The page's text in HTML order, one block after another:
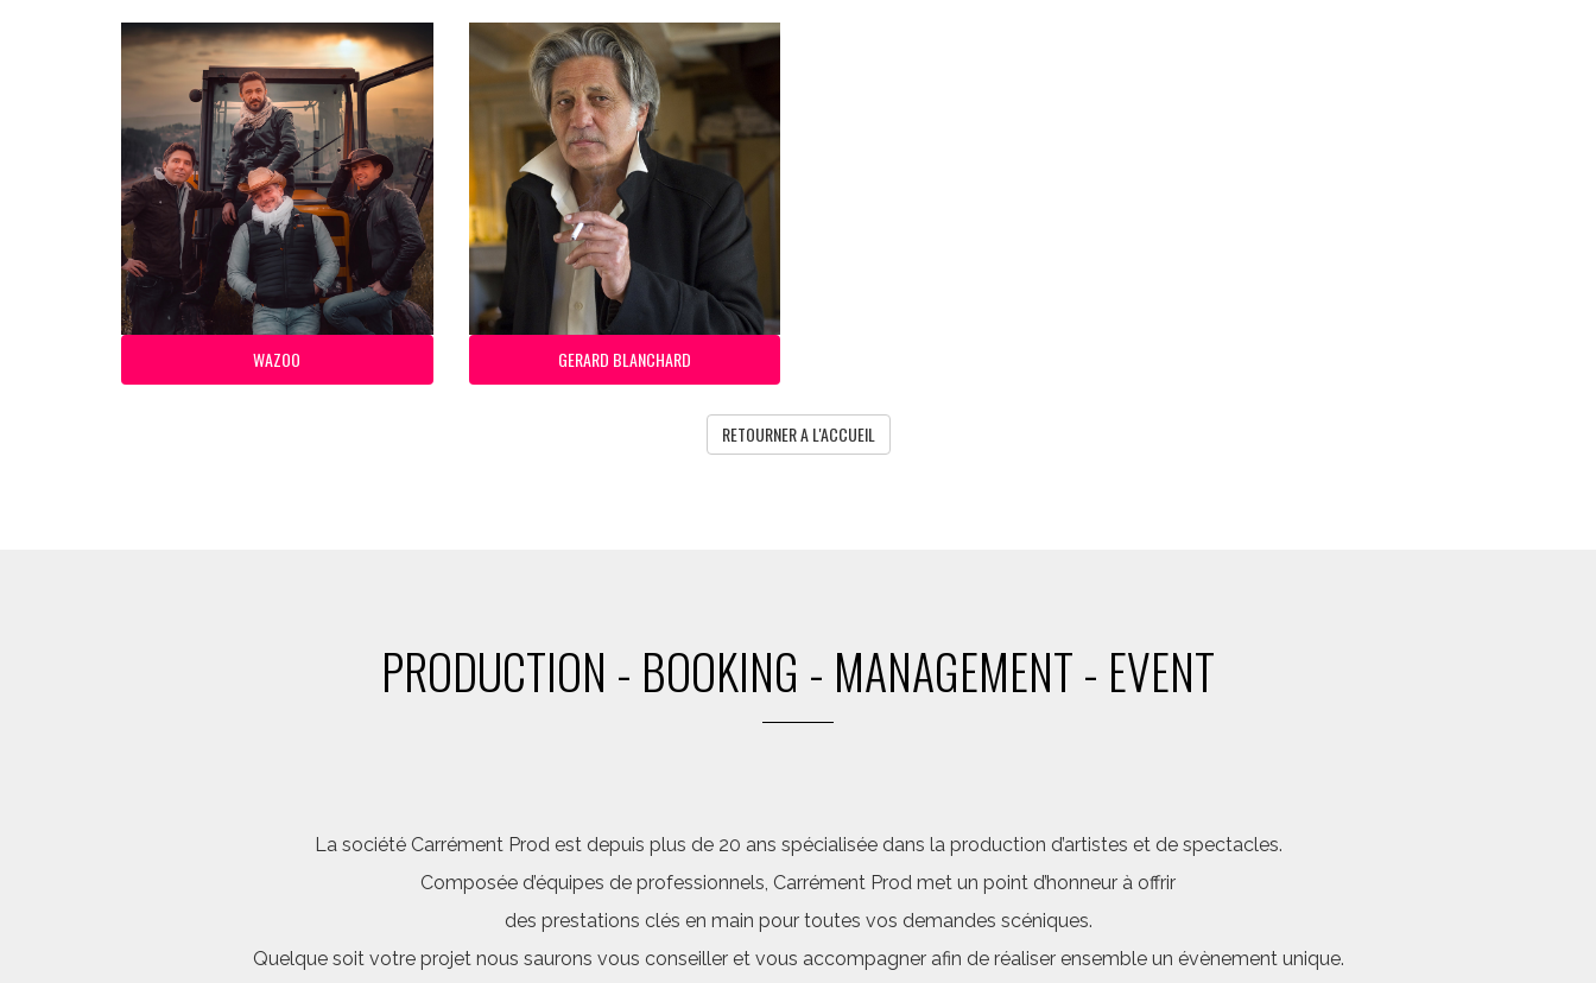
WAZOO GERARD BLANCHARD
RETOURNER A L'ACCUEIL
PRODUCTION - BOOKING - MANAGEMENT - EVENT
La société Carrément Prod est depuis plus de 20 ans spécialisée dans la production d’artistes et de spectacles.
Composée d’équipes de professionnels, Carrément Prod met un point d’honneur à offrir
des prestations clés en main pour toutes vos demandes scéniques.
Quelque soit votre projet nous saurons vous conseiller et vous accompagner afin de réaliser ensemble un évènement unique.